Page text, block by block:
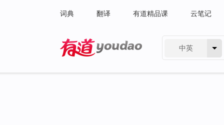
词典 翻译 有道精品课 云笔记
中英